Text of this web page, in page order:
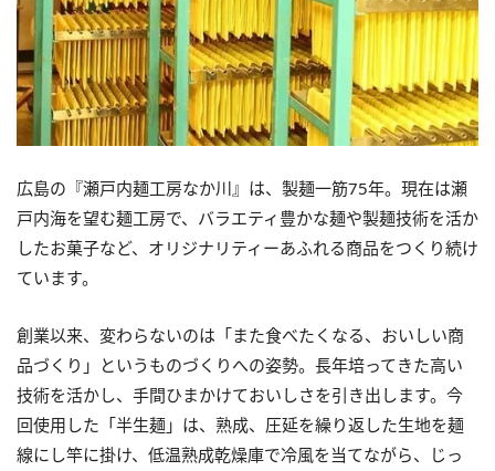
広島の『瀬戸内麺工房なか川』は、製麺一筋75年。現在は瀬
戸内海を望む麺工房で、バラエティ豊かな麺や製麺技術を活か
したお菓子など、オリジナリティーあふれる商品をつくり続け
ています。
創業以来、変わらないのは「また食べたくなる、おいしい商
品づくり」というものづくりへの姿勢。長年培ってきた高い
技術を活かし、手間ひまかけておいしさを引き出します。今
回使用した「半生麺」は、熟成、圧延を繰り返した生地を麺
線にし竿に掛け、低温熟成乾燥庫で冷風を当てながら、じっ